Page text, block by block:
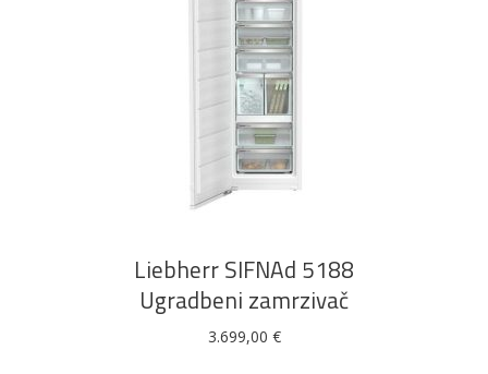
DODAJ U KOŠARICU
Liebherr SIFNAd 5188
Ugradbeni zamrzivač
3.699,00 €